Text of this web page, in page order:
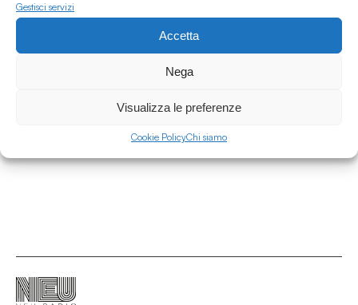
Gestisci servizi
Accetta
Nega
Visualizza le preferenze
Cookie PolicyChi siamo
Voci Piene di Humus 2022 - Dedicato a Piero